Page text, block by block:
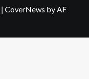
| CoverNews by AF